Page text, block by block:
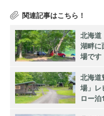
北海道
湖畔に
場です
北海道
場」レ
ロー泊